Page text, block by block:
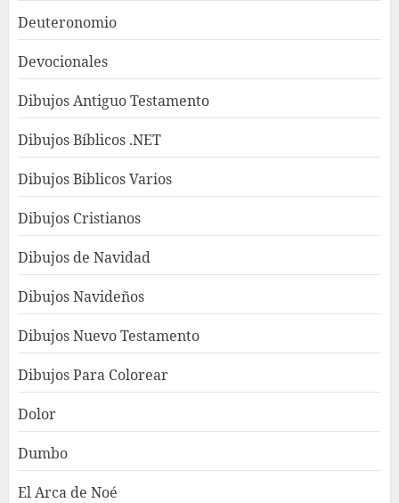
Deuteronomio
Devocionales
Dibujos Antiguo Testamento
Dibujos Bíblicos .NET
Dibujos Biblicos Varios
Dibujos Cristianos
Dibujos de Navidad
Dibujos Navideños
Dibujos Nuevo Testamento
Dibujos Para Colorear
Dolor
Dumbo
El Arca de Noé